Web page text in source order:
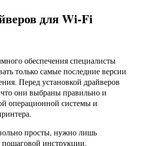
для Wi-Fi
обеспечения специалисты
только самые последние версии
Перед установкой драйверов
они выбраны правильно и
операционной системы и
просты, нужно лишь
пошаговой инструкции.